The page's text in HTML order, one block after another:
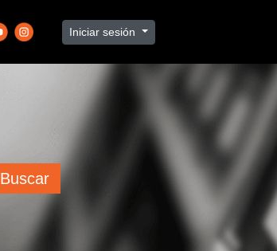
Iniciar sesión
Buscar